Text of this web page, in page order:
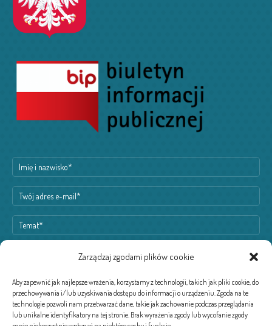
Zarządzaj zgodami plików cookie
Aby zapewnić jak najlepsze wrażenia, korzystamy z technologii, takich jak pliki cookie, do
przechowywania i/lub uzyskiwania dostępu do informacji o urządzeniu. Zgoda na te
technologie pozwoli nam przetwarzać dane, takie jak zachowanie podczas przeglądania
lub unikalne identyfikatory na tej stronie. Brak wyrażenia zgody lub wycofanie zgody